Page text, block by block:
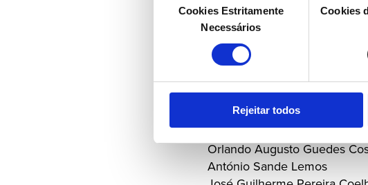
consentimento
Cookies Estritamente
Necessários
Cookies
Rejeitar todos
Francisco Antunes da Silva
Joaquim Cardoso Martins
António Maria Pereira
Orlando Augusto Guedes
António Sande Lemos